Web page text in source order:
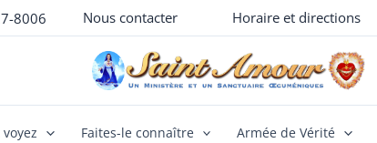
8006 Nous contacter Horaire et directions
Faites-le connaître Armée de Vérité